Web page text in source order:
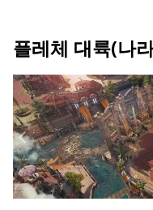
플레체 대륙(나